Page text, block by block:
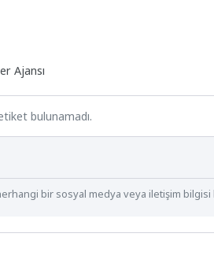
Ajansı
bulunamadı.
bir sosyal medya veya iletişim bilgisi